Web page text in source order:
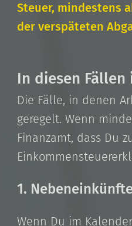
Steuer, mindestens
der verspäteten
In diesen
Die Fälle, in denen
geregelt. Wenn
Finanzamt, dass Du
1.
Wenn Du im